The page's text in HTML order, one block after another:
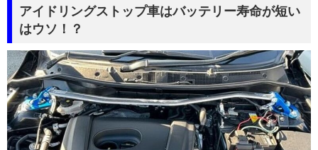
アイドリングストップ車はバッテリー寿命が短い
はウソ！？